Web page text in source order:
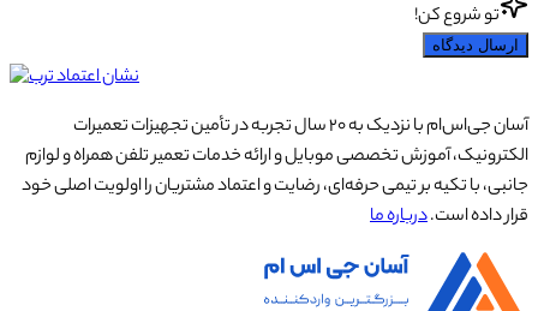
تو شروع کن!
ارسال دیدگاه
آسان جی‌اس‌ام با نزدیک به ۲۰ سال تجربه در تأمین تجهیزات تعمیرات
الکترونیک، آموزش تخصصی موبایل و ارائه خدمات تعمیر تلفن همراه و لوازم
جانبی، با تکیه بر تیمی حرفه‌ای، رضایت و اعتماد مشتریان را اولویت اصلی خود
قرار داده است.درباره ما